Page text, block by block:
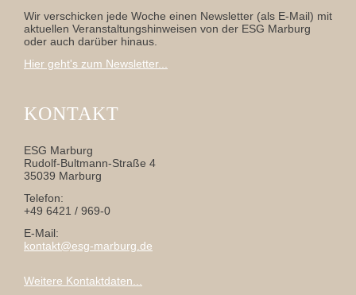
Wir verschicken jede Woche einen Newsletter (als E-Mail) mit
aktuellen Veranstaltungshinweisen von der ESG Marburg
oder auch darüber hinaus.
Hier geht's zum Newsletter...
KONTAKT
ESG Marburg
Rudolf-Bultmann-Straße 4
35039 Marburg
Telefon:
+49 6421 / 969-0
E-Mail:
kontakt@esg-marburg.de
Weitere Kontaktdaten...